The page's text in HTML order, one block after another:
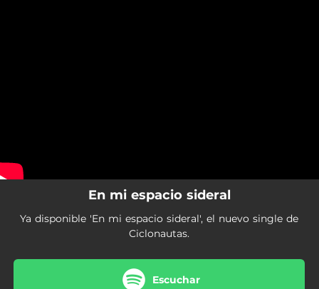
En mi espacio sideral
Ya disponible 'En mi espacio sideral', el nuevo single de
Ciclonautas.
Escuchar